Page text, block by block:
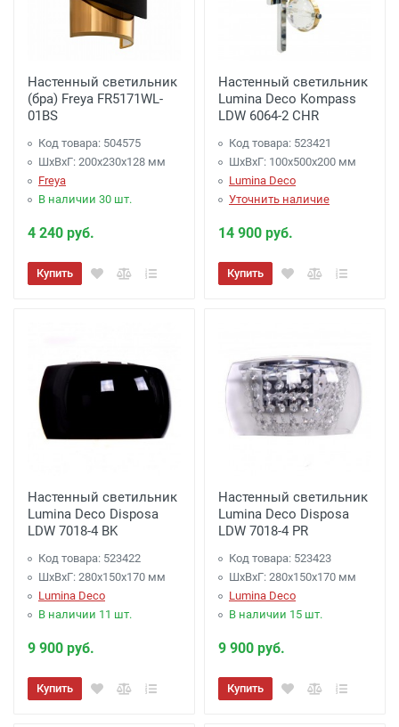
Настенный светильник
(бра) Freya FR5171WL-
01BS
Код товара: 504575
ШхВхГ: 200x230x128 мм
Freya
В наличии 30 шт.
4 240 руб.
Купить
Настенный светильник
Lumina Deco Kompass
LDW 6064-2 CHR
Код товара: 523421
ШхВхГ: 100x500x200 мм
Lumina Deco
Уточнить наличие
14 900 руб.
Купить
Настенный светильник
Lumina Deco Disposa
LDW 7018-4 BK
Код товара: 523422
ШхВхГ: 280x150x170 мм
Lumina Deco
В наличии 11 шт.
9 900 руб.
Купить
Настенный светильник
Lumina Deco Disposa
LDW 7018-4 PR
Код товара: 523423
ШхВхГ: 280x150x170 мм
Lumina Deco
В наличии 15 шт.
9 900 руб.
Купить